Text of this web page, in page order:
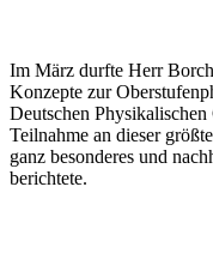
Im März durfte Herr
Konzepte zur
Deutschen
Teilnahme an dieser
ganz besonderes und
berichtete.